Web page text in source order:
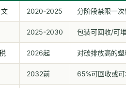
2020-2025 分阶段禁限一
2025-2030 包装可回收/可
2026起 对碳排放高的
2032前 65%可回收或